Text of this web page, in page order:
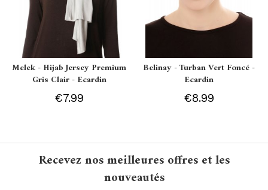
Melek - Hijab Jersey Premium
Gris Clair - Ecardin
€7.99
Belinay - Turban Vert Foncé -
Ecardin
€8.99
Recevez nos meilleures offres et les
nouveautés